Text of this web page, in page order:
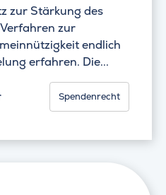
zur Stärkung des
zur
endlich
erfahren. Die...
Spendenrecht